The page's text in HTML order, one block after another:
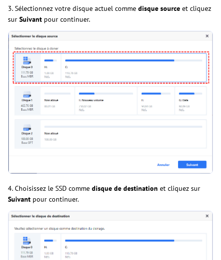
3. Sélectionnez votre disque actuel comme disque source et cliquez
sur Suivant pour continuer.
4. Choisissez le SSD comme disque de destination et cliquez sur
Suivant pour continuer.